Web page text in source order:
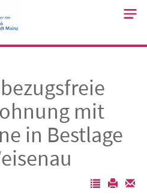
mit
in Bestlage